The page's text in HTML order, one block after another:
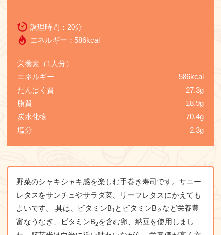
調理時間： 20分
エネルギー： 586kcal
栄養素（1人分）
エネルギー
586kcal
たんぱく質
27.3g
脂質
18.9g
炭水化物
70.4g
塩分
2.3g
野菜のシャキシャキ感を楽しむ手巻き寿司です。サニー
レタスをサンチュやサラダ菜、リーフレタスにかえても
よいです。 具は、ビタミンB1 とビタミンB ２ など栄養豊
富なうなぎ、ビタミンB2を含む卵、納豆を使用しまし